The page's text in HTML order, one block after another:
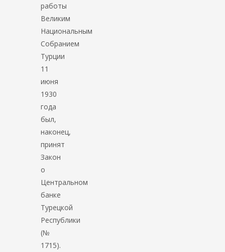
работы
Великим
Национальным
Собранием
Турции
11
июня
1930
года
был,
наконец,
принят
Закон
о
Центральном
банке
Турецкой
Республики
(№
1715).